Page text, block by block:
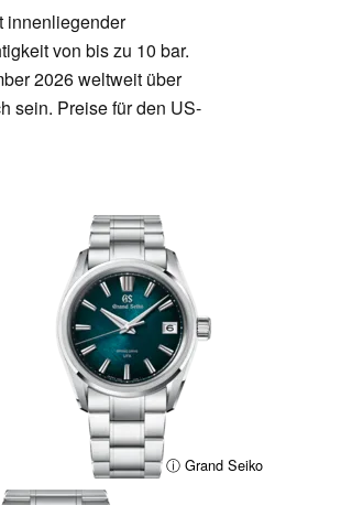
innenliegender
von bis zu 10 bar.
2026 weltweit über
sein. Preise für den US-
ⓘ Grand Seiko